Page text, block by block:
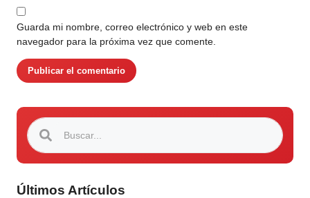
Guarda mi nombre, correo electrónico y web en este
navegador para la próxima vez que comente.
Últimos Artículos